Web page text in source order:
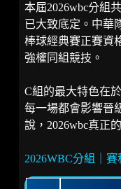
本屆2026wbc分組
已大致底定。中華
棒球經典賽正賽資
強權同組競技。
C組的最大特色在
每一場都會影響晉
說，2026wbc真正
2026WBC分組｜